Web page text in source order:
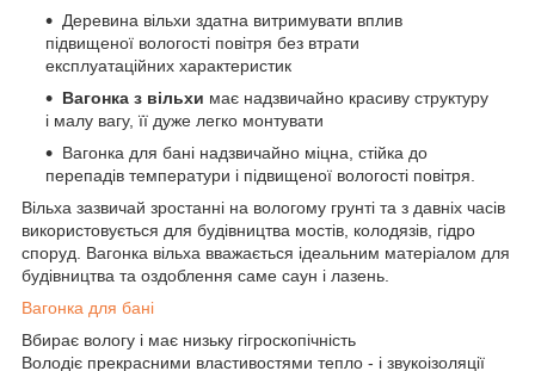
Деревина вільхи здатна витримувати вплив
підвищеної вологості повітря без втрати
експлуатаційних характеристик
Вагонка з вільхи має надзвичайно красиву структуру
і малу вагу, її дуже легко монтувати
Вагонка для бані надзвичайно міцна, стійка до
перепадів температури і підвищеної вологості повітря.
Вільха зазвичай зростанні на вологому грунті та з давніх часів
використовується для будівництва мостів, колодязів, гідро
споруд. Вагонка вільха вважається ідеальним матеріалом для
будівництва та оздоблення саме саун і лазень.
Вагонка для бані
Вбирає вологу і має низьку гігроскопічність
Володіє прекрасними властивостями тепло - і звукоізоляції